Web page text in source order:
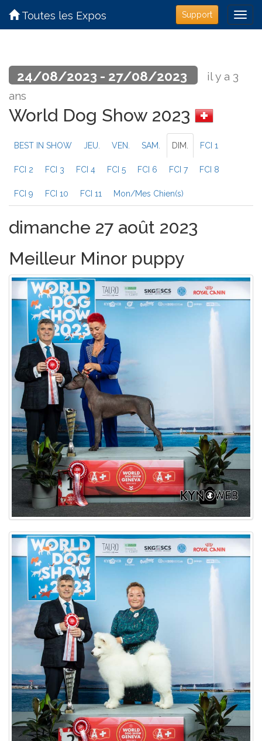
Support
Toutes les Expos
24/08/2023 - 27/08/2023
il y a 3
ans
World Dog Show 2023
BEST IN SHOW JEU. VEN. SAM. DIM. FCI 1
FCI 2 FCI 3 FCI 4 FCI 5 FCI 6 FCI 7 FCI 8
FCI 9 FCI 10 FCI 11 Mon/Mes Chien(s)
dimanche 27 août 2023
Meilleur Minor puppy